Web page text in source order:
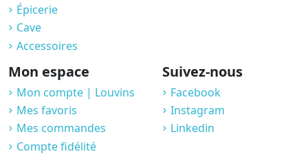
Épicerie
Cave
Accessoires
Mon espace
Mon compte | Louvins
Mes favoris
Mes commandes
Compte fidélité
Suivez-nous
Facebook
Instagram
Linkedin